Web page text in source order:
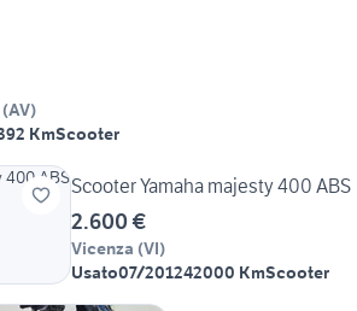
(AV)
KmScooter
Scooter Yamaha majesty 400 ABS
2.600 €
Vicenza (VI)
Usato07/201242000 KmScooter